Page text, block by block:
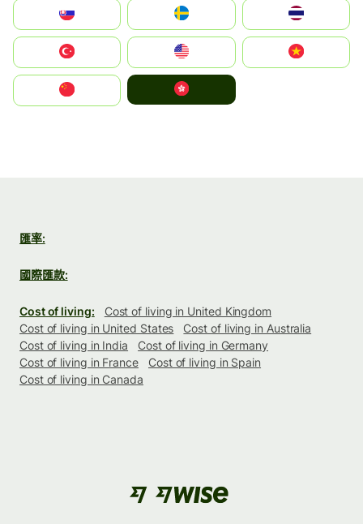
United States
中國香港特別行政區
匯率:
國際匯款:
Cost of living:
Cost of living in United Kingdom
Cost of living in United States
Cost of living in Australia
Cost of living in India
Cost of living in Germany
Cost of living in France
Cost of living in Spain
Cost of living in Canada